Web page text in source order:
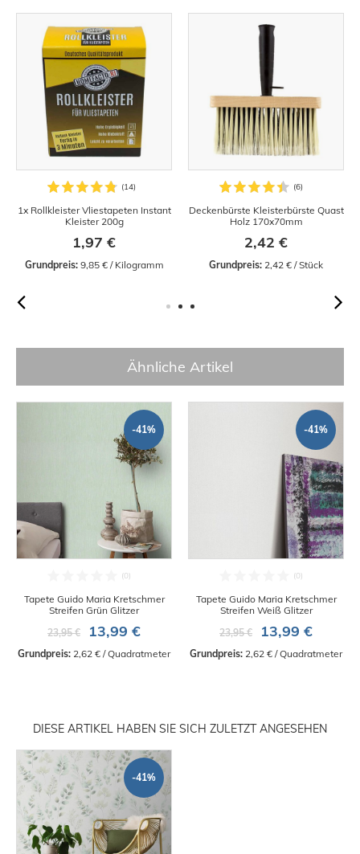
1x Rollkleister Vliestapeten Instant
Kleister 200g
1,97 €
Grundpreis: 9,85 € / Kilogramm
Deckenbürste Kleisterbürste Quast
Holz 170x70mm
2,42 €
Grundpreis: 2,42 € / Stück
Ähnliche Artikel
-41%
Tapete Guido Maria Kretschmer
Streifen Grün Glitzer
23,95 €
13,99 €
Grundpreis: 2,62 € / Quadratmeter
-41%
Tapete Guido Maria Kretschmer
Streifen Weiß Glitzer
23,95 €
13,99 €
Grundpreis: 2,62 € / Quadratmeter
DIESE ARTIKEL HABEN SIE SICH ZULETZT ANGESEHEN
-41%